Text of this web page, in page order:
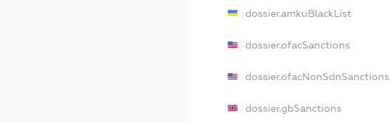
dossier.amkuBlackList
dossier.ofacSanctions
dossier.ofacNonSdnSanctions
dossier.gbSanctions